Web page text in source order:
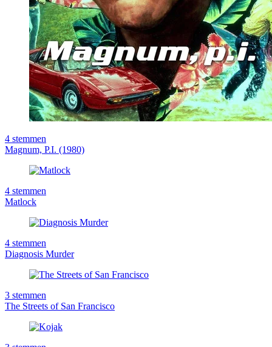
4 stemmen
Magnum, P.I. (1980)
4 stemmen
Matlock
4 stemmen
Diagnosis Murder
3 stemmen
The Streets of San Francisco